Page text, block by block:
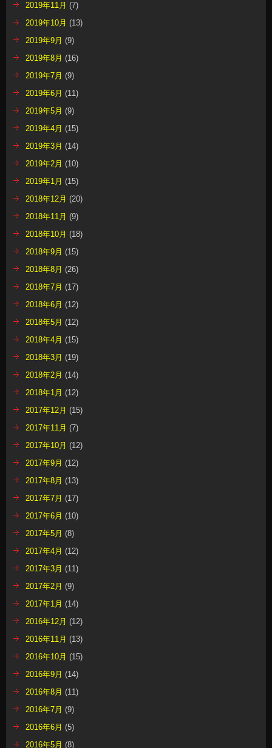
2019年11月 (7)
2019年10月 (13)
2019年9月 (9)
2019年8月 (16)
2019年7月 (9)
2019年6月 (11)
2019年5月 (9)
2019年4月 (15)
2019年3月 (14)
2019年2月 (10)
2019年1月 (15)
2018年12月 (20)
2018年11月 (9)
2018年10月 (18)
2018年9月 (15)
2018年8月 (26)
2018年7月 (17)
2018年6月 (12)
2018年5月 (12)
2018年4月 (15)
2018年3月 (19)
2018年2月 (14)
2018年1月 (12)
2017年12月 (15)
2017年11月 (7)
2017年10月 (12)
2017年9月 (12)
2017年8月 (13)
2017年7月 (17)
2017年6月 (10)
2017年5月 (8)
2017年4月 (12)
2017年3月 (11)
2017年2月 (9)
2017年1月 (14)
2016年12月 (12)
2016年11月 (13)
2016年10月 (15)
2016年9月 (14)
2016年8月 (11)
2016年7月 (9)
2016年6月 (5)
2016年5月 (8)